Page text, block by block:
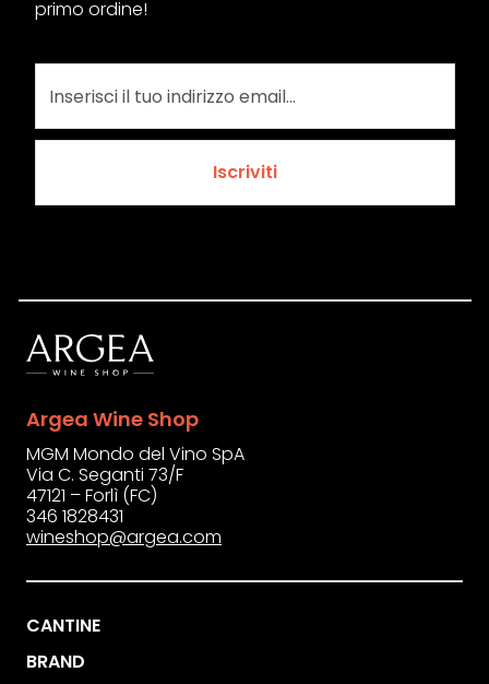
primo ordine!
Iscriviti
Argea Wine Shop
MGM Mondo del Vino SpA
Via C. Seganti 73/F
47121 – Forlì (FC)
346 1828431
wineshop@argea.com
CANTINE
BRAND